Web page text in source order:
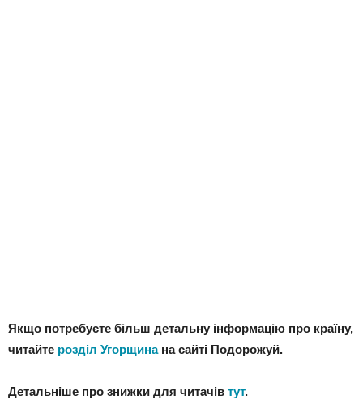
Якщо потребуєте більш детальну інформацію про країну,
читайте розділ Угорщинана сайті Подорожуй.
Детальніше про знижки для читачів тут.